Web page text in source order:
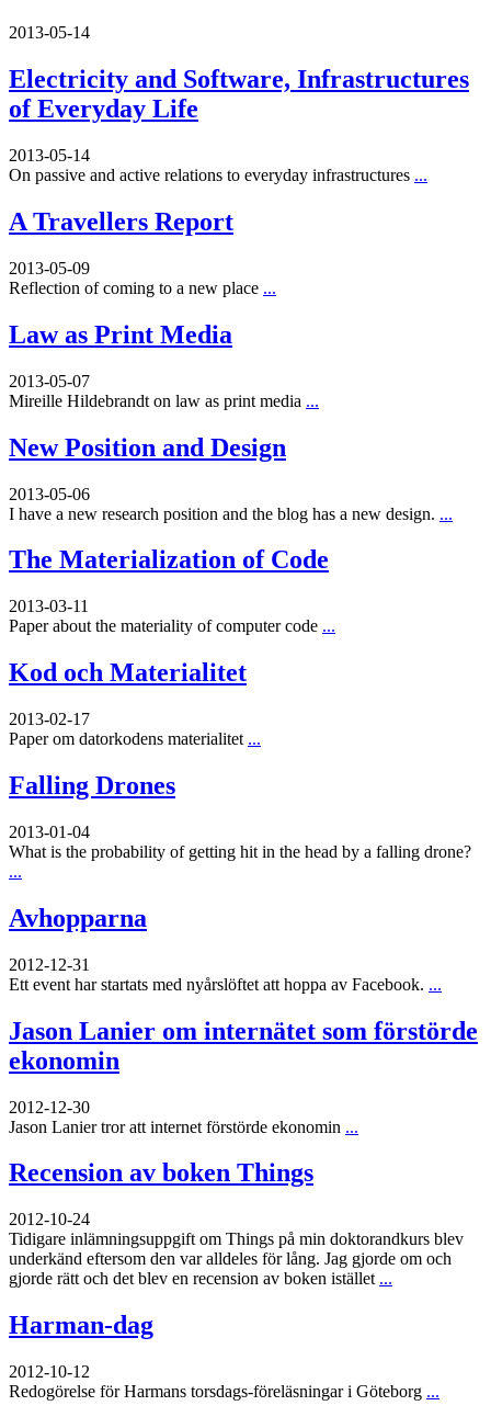
2013-05-14
Electricity and Software, Infrastructures
of Everyday Life
2013-05-14
On passive and active relations to everyday infrastructures ...
A Travellers Report
2013-05-09
Reflection of coming to a new place ...
Law as Print Media
2013-05-07
Mireille Hildebrandt on law as print media ...
New Position and Design
2013-05-06
I have a new research position and the blog has a new design. ...
The Materialization of Code
2013-03-11
Paper about the materiality of computer code ...
Kod och Materialitet
2013-02-17
Paper om datorkodens materialitet ...
Falling Drones
2013-01-04
What is the probability of getting hit in the head by a falling drone?
...
Avhopparna
2012-12-31
Ett event har startats med nyårslöftet att hoppa av Facebook. ...
Jason Lanier om internätet som förstörde
ekonomin
2012-12-30
Jason Lanier tror att internet förstörde ekonomin ...
Recension av boken Things
2012-10-24
Tidigare inlämningsuppgift om Things på min doktorandkurs blev
underkänd eftersom den var alldeles för lång. Jag gjorde om och
gjorde rätt och det blev en recension av boken istället ...
Harman-dag
2012-10-12
Redogörelse för Harmans torsdags-föreläsningar i Göteborg ...